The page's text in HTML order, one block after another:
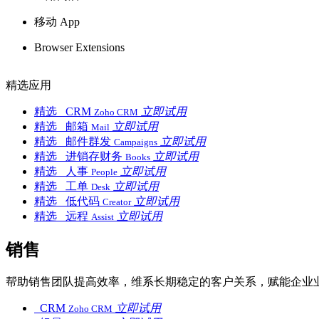
移动 App
Browser Extensions
精选应用
精选 CRM Zoho CRM 立即试用
精选
邮箱 Mail 立即试用
精选
邮件群发 Campaigns 立即试用
精选
进销存财务 Books 立即试用
精选
人事 People 立即试用
精选
工单 Desk 立即试用
精选
低代码 Creator 立即试用
精选
远程 Assist 立即试用
销售
帮助销售团队提高效率，维系长期稳定的客户关系，赋能企业
CRM Zoho CRM 立即试用